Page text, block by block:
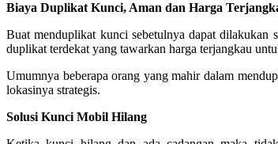
Biaya Duplikat Kunci, Aman dan Harga
Buat menduplikat kunci sebetulnya dapat
duplikat terdekat yang tawarkan harga terjangkau
Umumnya beberapa orang yang mahir dalam
lokasinya strategis.
Solusi Kunci Mobil Hilang